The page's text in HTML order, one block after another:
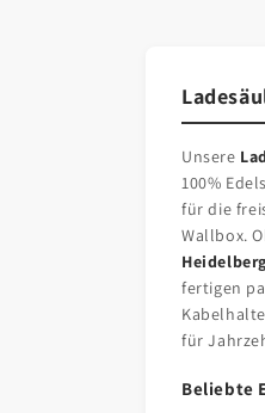
Unsere
100%
für die
Wallbox.
Heidelberg
fertigen
für
Beliebte